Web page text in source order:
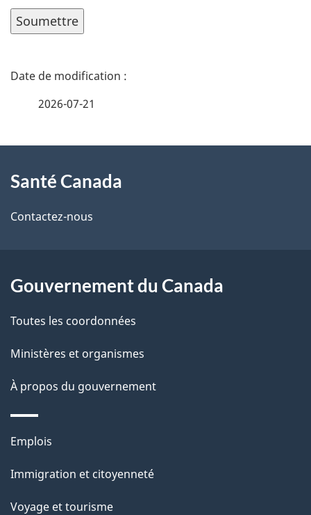
D
i
l
d
e
p
a
2026-07-21
propos
de
site
Santé Canada
Contactez-nous
Gouvernement du Canada
Toutes les coordonnées
Ministères et organismes
À propos du gouvernement
Thèmes
sujets
Emplois
Immigration et citoyenneté
Voyage et tourisme